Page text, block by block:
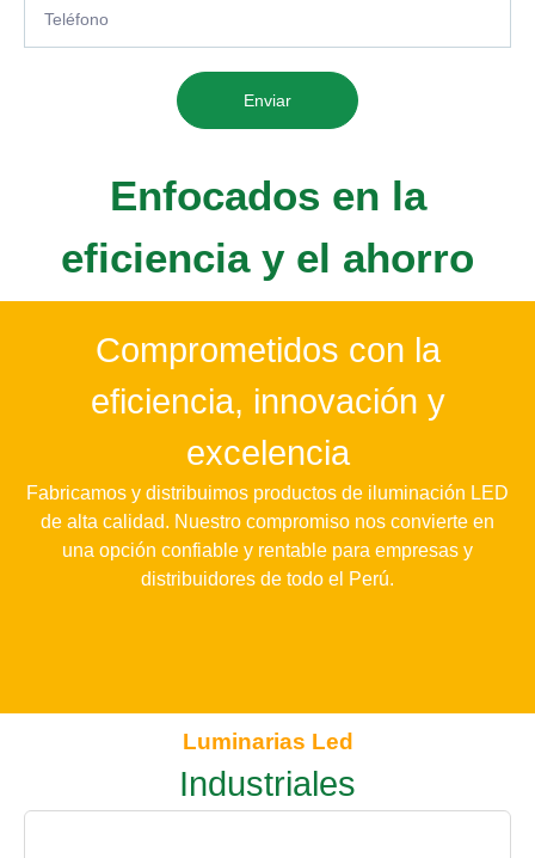
Enviar
Enfocados en la
eficiencia y el ahorro
Comprometidos con la
eficiencia, innovación y
excelencia
Fabricamos y distribuimos productos de iluminación LED
de alta calidad. Nuestro compromiso nos convierte en
una opción confiable y rentable para empresas y
distribuidores de todo el Perú.
Luminarias Led
Industriales